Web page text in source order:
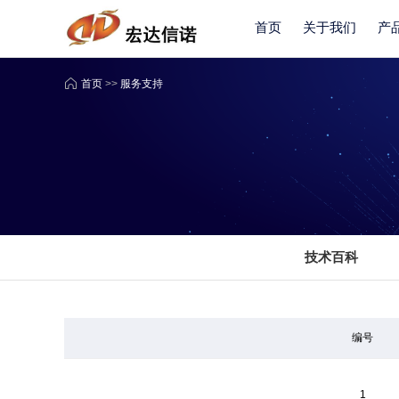
首页 关于我们 产
首页 >> 服务支持
技术百科
编号
1